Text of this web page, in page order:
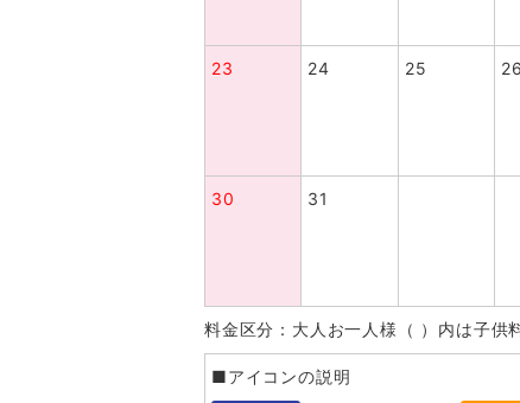
23 24 25 26
30 31
料金区分：大人お一人様（ ）内は子供
■アイコンの説明